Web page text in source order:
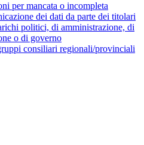
per mancata o incompleta
dei dati da parte dei titolari
politici, di amministrazione, di
o di governo
consiliari regionali/provinciali